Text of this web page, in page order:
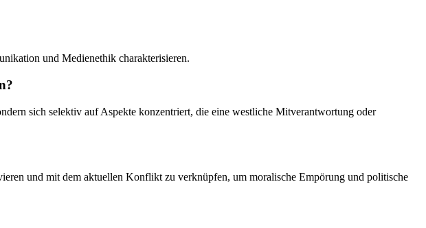
und Medienethik charakterisieren.
sich selektiv auf Aspekte konzentriert, die eine westliche Mitverantwortung oder
und mit dem aktuellen Konflikt zu verknüpfen, um moralische Empörung und politische